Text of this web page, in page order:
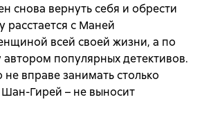
снова вернуть себя и обрести
расстается с Маней
всей своей жизни, а по
автором популярных детективов.
вправе занимать столько
Гирей – не выносит